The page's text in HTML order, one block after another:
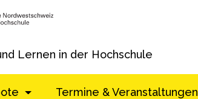
Lernen in der Hochschule
Termine & Veranstaltungen